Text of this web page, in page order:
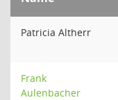
Patricia Altherr
Frank
Aulenbacher